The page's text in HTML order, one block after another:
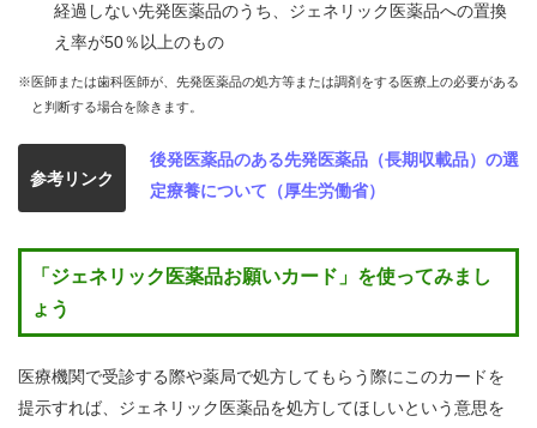
経過しない先発医薬品のうち、ジェネリック医薬品への置換
え率が50％以上のもの
※医師または歯科医師が、先発医薬品の処方等または調剤をする医療上の必要がある
と判断する場合を除きます。
参考リンク
後発医薬品のある先発医薬品（長期収載品）の選
定療養について（厚生労働省）
「ジェネリック医薬品お願いカード」を使ってみまし
ょう
医療機関で受診する際や薬局で処方してもらう際にこのカードを
提示すれば、ジェネリック医薬品を処方してほしいという意思を